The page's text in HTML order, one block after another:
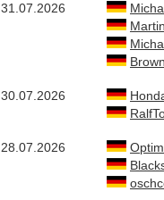
31.07.2026
30.07.2026
28.07.2026